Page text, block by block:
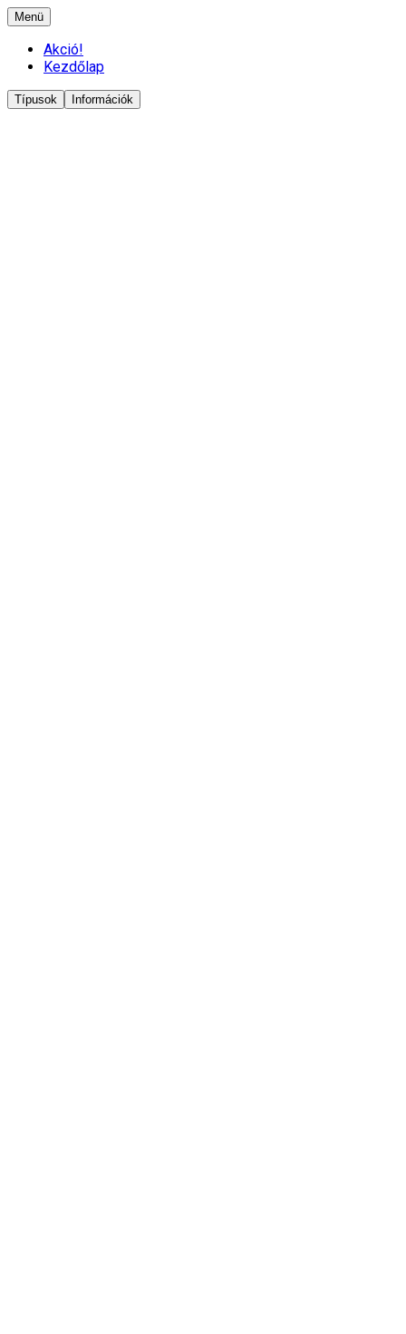
Menü
Akció!
Kezdőlap
Típusok Információk